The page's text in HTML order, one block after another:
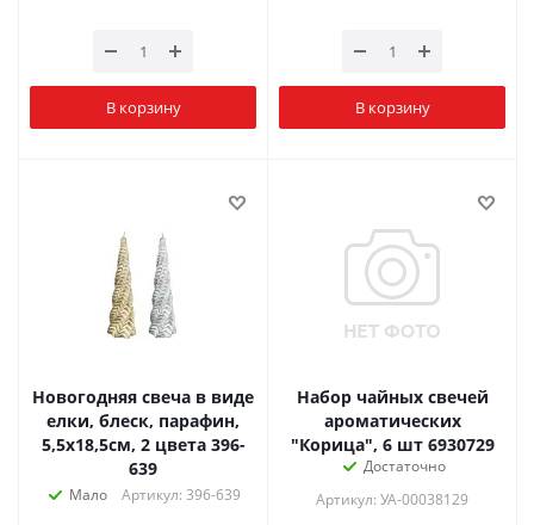
В корзину В корзину
Новогодняя свеча в виде
елки, блеск, парафин,
5,5x18,5см, 2 цвета 396-
639
Мало Артикул: 396-639
Набор чайных свечей
ароматических
"Корица", 6 шт 6930729
Достаточно
Артикул: УА-00038129